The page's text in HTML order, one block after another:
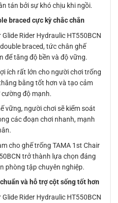
tán bởi sự khó chịu khi ngồi.
braced cực kỳ chắc chắn
Rider Hydraulic HT550BCN
braced, tức chân ghế
để tăng độ bền và độ vững.
ích rất lớn cho người chơi trống
bằng tốt hơn và tạo cảm
độ mạnh.
vững, người chơi sẽ kiểm soát
các đoạn chơi nhanh, mạnh
cho ghế trống TAMA 1st Chair
trở thành lựa chọn đáng
phòng tập chuyên nghiệp.
và hỗ trợ cột sống tốt hơn
Rider Hydraulic HT550BCN